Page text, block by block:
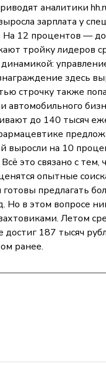
аналитики
зарплата у
На 12 процентов —
тройку лидеров
здесь
строчку также
автомобильного
до 140 тысяч
выросли на 10
это связано с тем,
опытные
готовы предлагать
Но в этом вопросе
Летом
достиг 187 тысяч
ранее.